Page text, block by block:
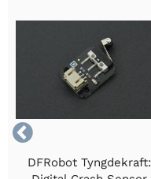

DFRobot Tyngdekraft: